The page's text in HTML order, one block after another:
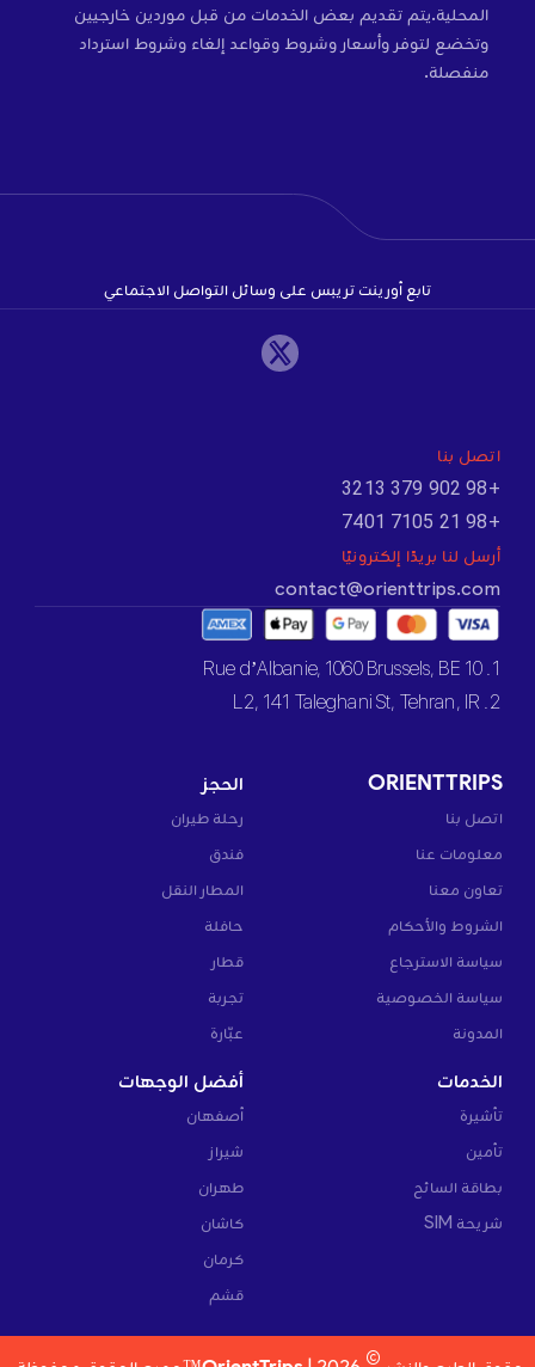
المحلية.يتم تقديم بعض الخدمات من قبل موردين خارجيين
وتخضع لتوفر وأسعار وشروط وقواعد إلغاء وشروط استرداد
منفصلة.
تابع أورينت تريبس على وسائل التواصل الاجتماعي
اتصل بنا
+98 902 379 3213
+98 21 7105 7401
أرسل لنا بريدًا إلكترونيًا
contact@orienttrips.com
1. 10 Rue d’Albanie, 1060 Brussels, BE
2. L2, 141 Taleghani St, Tehran, IR
ORIENTTRIPS
اتصل بنا
معلومات عنا
تعاون معنا
الشروط والأحكام
سياسة الاسترجاع
سياسة الخصوصية
المدونة
الحجز
رحلة طيران
فندق
المطار النقل
حافلة
قطار
تجربة
عبّارة
الخدمات
تأشيرة
تأمين
بطاقة السائح
شريحة SIM
أفضل الوجهات
أصفهان
شيراز
طهران
كاشان
كرمان
قشم